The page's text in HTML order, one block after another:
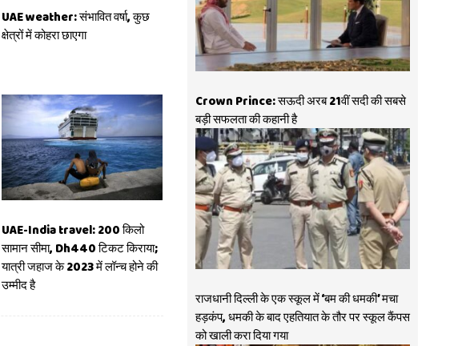
UAE weather: संभावित वर्षा, कुछ
क्षेत्रों में कोहरा छाएगा
UAE-India travel: 200 किलो
सामान सीमा, Dh440 टिकट किराया;
यात्री जहाज के 2023 में लॉन्च होने की
उम्मीद है
Crown Prince: सऊदी अरब 21वीं सदी की सबसे
बड़ी सफलता की कहानी है
राजधानी दिल्ली के एक स्कूल में ‘बम की धमकी’ मचा
हड़कंप, धमकी के बाद एहतियात के तौर पर स्कूल कैंपस
को खाली करा दिया गया